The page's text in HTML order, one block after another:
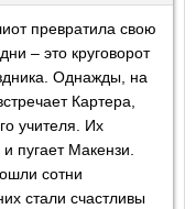
превратила свою
– это круговорот
Однажды, на
Картера,
учителя. Их
пугает Макензи.
сотни
стали счастливы